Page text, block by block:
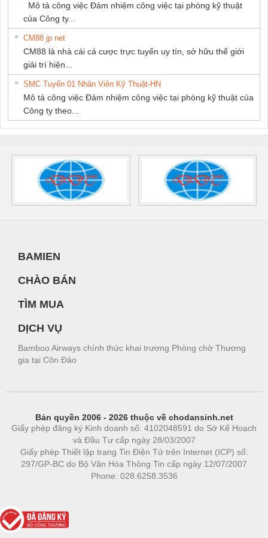
Mô tả công việc Đảm nhiệm công việc tại phòng kỹ thuật
của Công ty...
CM88 jp net
CM88 là nhà cái cá cược trực tuyến uy tín, sở hữu thế giới
giải trí hiện...
SMC Tuyển 01 Nhân Viên Kỹ Thuật-HN
Mô tả công việc Đảm nhiệm công việc tại phòng kỹ thuật của
Công ty theo...
BAMIEN
CHÀO BÁN
TÌM MUA
DỊCH VỤ
Bamboo Airways chính thức khai trương Phòng chờ Thương
gia tại Côn Đảo
Bản quyền 2006 - 2026 thuộc về chodansinh.net
Giấy phép đăng ký Kinh doanh số: 4102048591 do Sở Kế Hoạch
và Đầu Tư cấp ngày 28/03/2007
Giấy phép Thiết lập trang Tin Điện Tử trên Internet (ICP) số:
297/GP-BC do Bộ Văn Hóa Thông Tin cấp ngày 12/07/2007
Phone: 028.6258.3536